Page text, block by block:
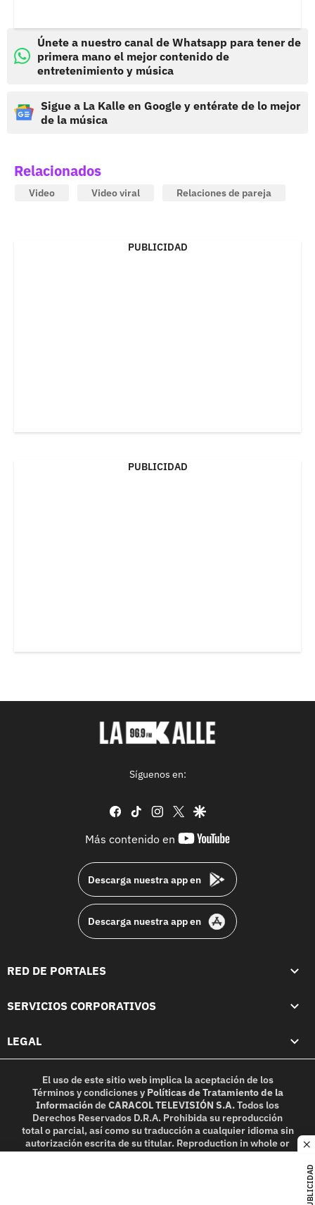
PUBLICIDAD
Únete a nuestro canal de Whatsapp para tener de
primera mano el mejor contenido de
entretenimiento y música
Sigue a La Kalle en Google y entérate de lo mejor
de la música
Relacionados
Video Video viral Relaciones de pareja
PUBLICIDAD
PUBLICIDAD
Síguenos en:
facebook
tiktok instagram
twittergoogle
Más contenido en
youtube-
Descarga nuestra app en
Descarga nuestra app en
RED DE PORTALES
SERVICIOS CORPORATIVOS
LEGAL
El uso de este sitio web implica la aceptación de los
Términos y condicionesy Políticas de Tratamiento de la
InformacióndeCARACOL TELEVISIÓN S.A.Todos los
Derechos Reservados D.R.A. Prohibida su reproducción
total o parcial, así como su traducción a cualquier idioma sin
autorización escrita de su titular. Reproduction in whole or